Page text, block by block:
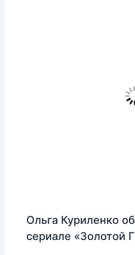
Ольга Куриленко
сериале «Золотой